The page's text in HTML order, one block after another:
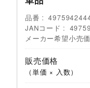
品番
JANコード
メーカー希望小売
販売価格
（単価 × 入数）